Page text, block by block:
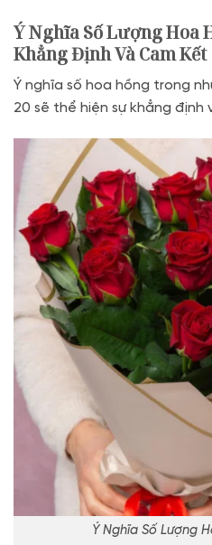
Ý Nghĩa Số Lượng Hoa
Khẳng Định Và Cam Kết
Ý nghĩa số hoa hồng trong
20 sẽ thể hiện sự khẳng
Ý Nghĩa Số Lượng